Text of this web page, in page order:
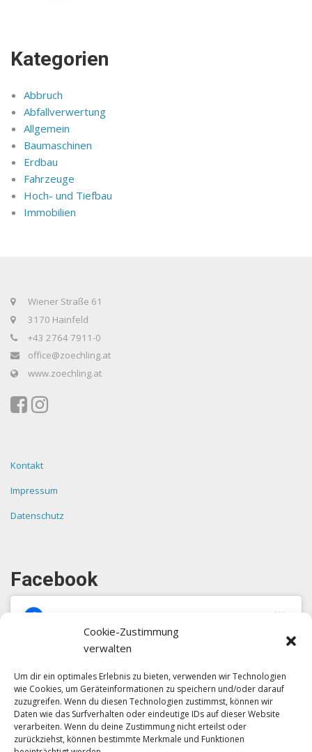
Cookie-Zustimmung
verwalten
Um dir ein optimales Erlebnis zu bieten, verwenden wir Technologien
wie Cookies, um Geräteinformationen zu speichern und/oder darauf
zuzugreifen. Wenn du diesen Technologien zustimmst, können wir
Daten wie das Surfverhalten oder eindeutige IDs auf dieser Website
verarbeiten. Wenn du deine Zustimmung nicht erteilst oder
zurückziehst, können bestimmte Merkmale und Funktionen
Kategorien
Abbruch
Abfallverwertung
Allgemein
Baumaschinen
Erdbau
Fahrzeuge
Hoch- und Tiefbau
Immobilien
Wiener Straße 61
3170 Hainfeld
+43 2764 7911-0
office@zoechling.at
www.zoechling.at
Kontakt
Impressum
Datenschutz
Facebook
Klicke auf "Ich stimme zu", um Facebook
zu aktivieren
Ich stimme zu